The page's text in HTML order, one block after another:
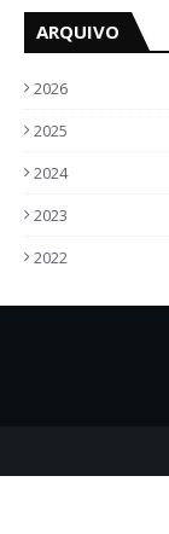
ARQUIVO
2026
2025
2024
2023
2022